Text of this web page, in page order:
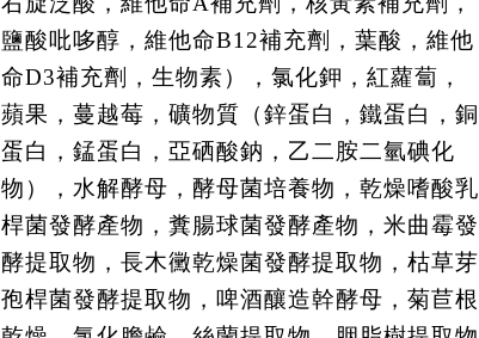
鹽酸吡哆醇，維他命B12補充劑，葉酸，維他
命D3補充劑，生物素），氯化鉀，紅蘿蔔，
蘋果，蔓越莓，礦物質（鋅蛋白，鐵蛋白，銅
蛋白，錳蛋白，亞硒酸鈉，乙二胺二氫碘化
物），水解酵母，酵母菌培養物，乾燥嗜酸乳
桿菌發酵產物，糞腸球菌發酵產物，米曲霉發
酵提取物，長木黴乾燥菌發酵提取物，枯草芽
孢桿菌發酵提取物，啤酒釀造幹酵母，菊苣根